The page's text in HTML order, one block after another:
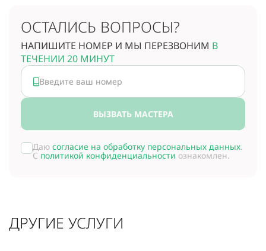
ОСТАЛИСЬ ВОПРОСЫ?
НАПИШИТЕ НОМЕР И МЫ ПЕРЕЗВОНИМ В
ТЕЧЕНИИ 20 МИНУТ
ВЫЗВАТЬ МАСТЕРА
Даю согласие на обработку персональных данных.
С политикой конфиденциальности ознакомлен.
ДРУГИЕ УСЛУГИ